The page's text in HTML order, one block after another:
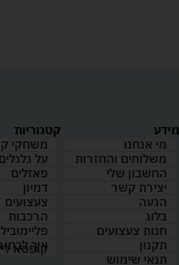
מידע
מי אנחנו
משלוחים והחזרות
החשבון שלי
יצירת קשר
הגעה
בלוג
חנות צעצועים
תקנון
תנאי שימוש
קטגוריות
משחקי
על גלגלים
פאזלים
דמיון
צעצועים
הרכבות
פליימוביל
איך
קופסא